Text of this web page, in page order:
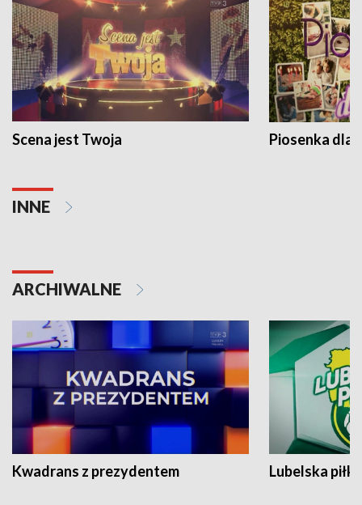
Scena jest Twoja Piosenka dla
INNE
ARCHIWALNE
Kwadrans z prezydentem Lubelska piłka